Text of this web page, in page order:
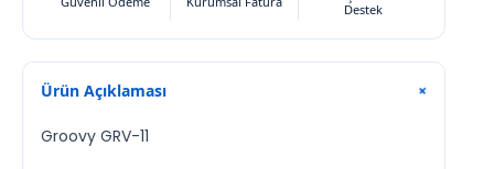
Destek
Ürün Açıklaması +
Groovy GRV-11